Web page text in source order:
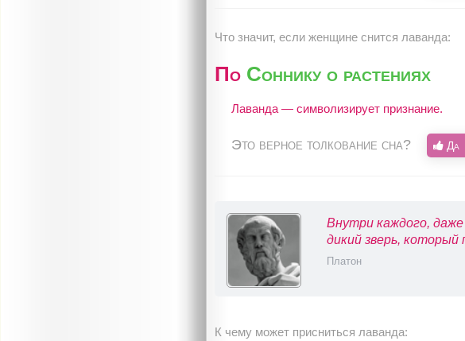
Что значит, если женщине снится лаванда:
По Соннику о растениях
Лаванда — символизирует признание.
Это верное толкование сна? Да
Внутри каждого,
дикий зверь,
Платон
К чему может присниться лаванда: